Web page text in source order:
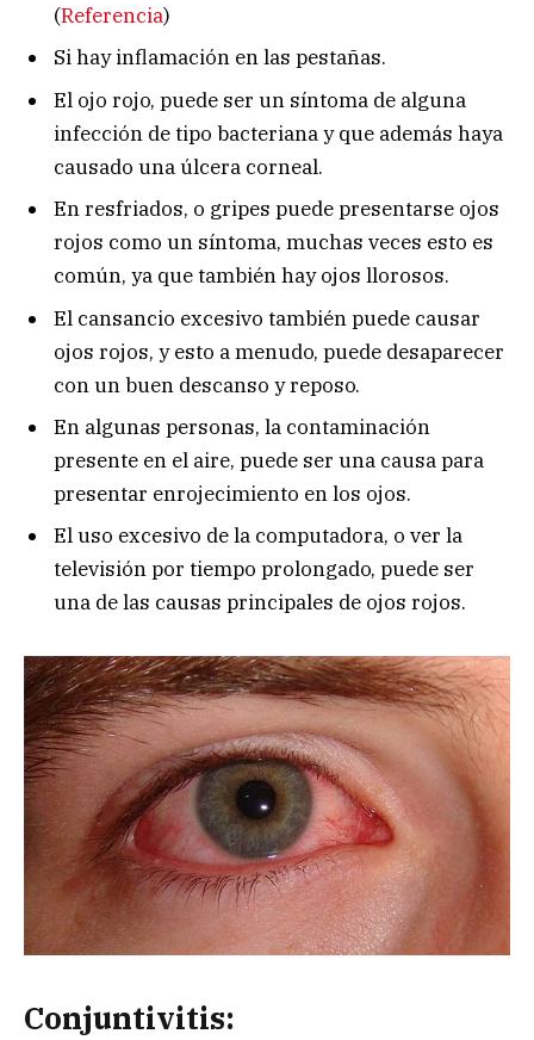
(Referencia)
Si hay inflamación en las pestañas.
El ojo rojo, puede ser un síntoma de alguna
infección de tipo bacteriana y que además haya
causado una úlcera corneal.
En resfriados, o gripes puede presentarse ojos
rojos como un síntoma, muchas veces esto es
común, ya que también hay ojos llorosos.
El cansancio excesivo también puede causar
ojos rojos, y esto a menudo, puede desaparecer
con un buen descanso y reposo.
En algunas personas, la contaminación
presente en el aire, puede ser una causa para
presentar enrojecimiento en los ojos.
El uso excesivo de la computadora, o ver la
televisión por tiempo prolongado, puede ser
una de las causas principales de ojos rojos.
Conjuntivitis: